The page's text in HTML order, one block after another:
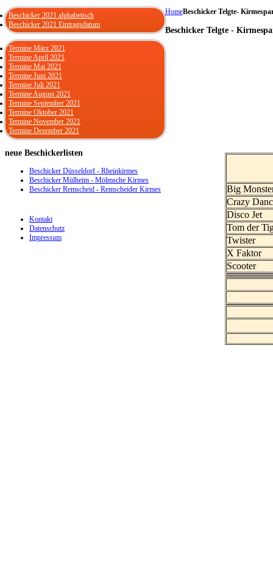
HomeBeschicker Telgte-
Beschicker Telgte -
Big
Crazy
Disco Jet
Tom der
Twister
X Faktor
Scooter
Beschicker 2021 alphabetisch
Beschicker 2021 Eintragsdatum
Termine März 2021
Termine April 2021
Termine Mai 2021
Termine Juni 2021
Termine Juli 2021
Termine August 2021
Termine September 2021
Termine Oktober 2021
Termine November 2021
Termine Dezember 2021
neue Beschickerlisten
Beschicker Düsseldorf - Rheinkirmes
Beschicker Mülheim - Mölmsche Kirmes
Beschicker Remscheid - Remscheider Kirmes
Kontakt
Datenschutz
Impressum